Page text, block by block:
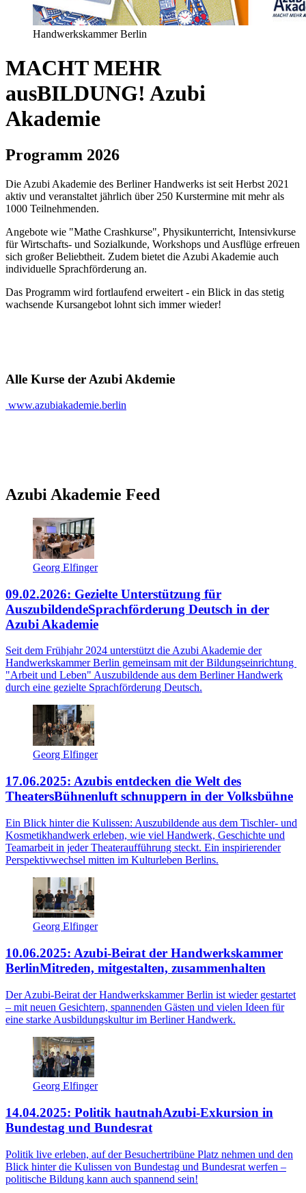
Handwerkskammer Berlin
MACHT MEHR
ausBILDUNG! Azubi
Akademie
Programm 2026
Die Azubi Akademie des Berliner Handwerks ist seit Herbst 2021
aktiv und veranstaltet jährlich über 250 Kurstermine mit mehr als
1000 Teilnehmenden.
Angebote wie "Mathe Crashkurse", Physikunterricht, Intensivkurse
für Wirtschafts- und Sozialkunde, Workshops und Ausflüge erfreuen
sich großer Beliebtheit. Zudem bietet die Azubi Akademie auch
individuelle Sprachförderung an.
Das Programm wird fortlaufend erweitert - ein Blick in das stetig
wachsende Kursangebot lohnt sich immer wieder!
Alle Kurse der Azubi Akdemie
www.azubiakademie.berlin
Azubi Akademie Feed
Georg Elfinger
09.02.2026: Gezielte Unterstützung für
AuszubildendeSprachförderung Deutsch in der
Azubi Akademie
Seit dem Frühjahr 2024 unterstützt die Azubi Akademie der
Handwerkskammer Berlin gemeinsam mit der Bildungseinrichtung
"Arbeit und Leben" Auszubildende aus dem Berliner Handwerk
durch eine gezielte Sprachförderung Deutsch.
Georg Elfinger
17.06.2025: Azubis entdecken die Welt des
TheatersBühnenluft schnuppern in der Volksbühne
Ein Blick hinter die Kulissen: Auszubildende aus dem Tischler- und
Kosmetikhandwerk erleben, wie viel Handwerk, Geschichte und
Teamarbeit in jeder Theateraufführung steckt. Ein inspirierender
Perspektivwechsel mitten im Kulturleben Berlins.
Georg Elfinger
10.06.2025: Azubi-Beirat der Handwerkskammer
BerlinMitreden, mitgestalten, zusammenhalten
Der Azubi-Beirat der Handwerkskammer Berlin ist wieder gestartet
– mit neuen Gesichtern, spannenden Gästen und vielen Ideen für
eine starke Ausbildungskultur im Berliner Handwerk.
Georg Elfinger
14.04.2025: Politik hautnahAzubi-Exkursion in
Bundestag und Bundesrat
Politik live erleben, auf der Besuchertribüne Platz nehmen und den
Blick hinter die Kulissen von Bundestag und Bundesrat werfen –
politische Bildung kann auch spannend sein!